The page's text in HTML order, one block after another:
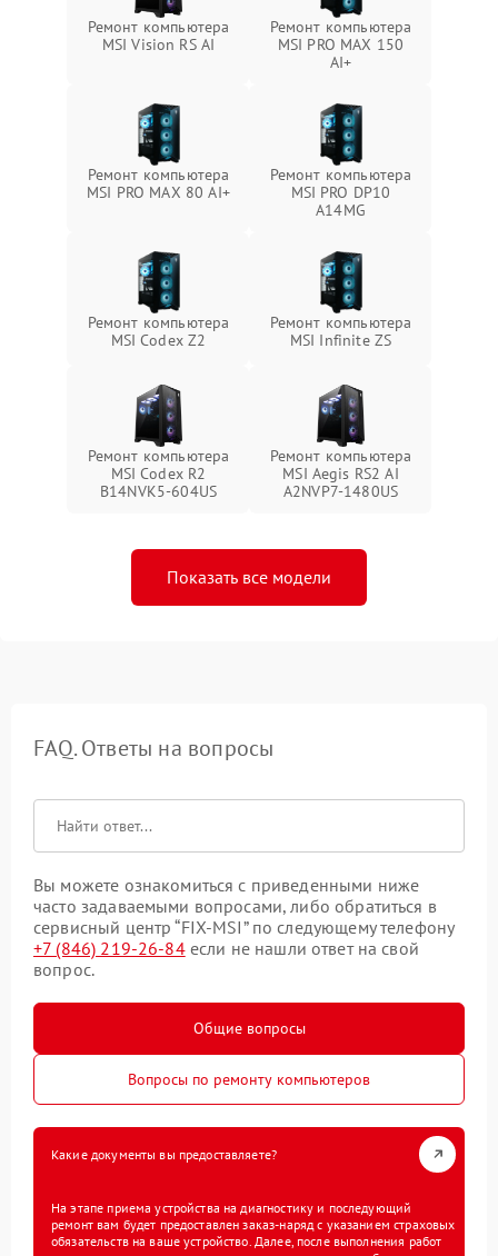
Ремонт компьютера
MSI Vision RS AI
Ремонт компьютера
MSI PRO MAX 150
AI+
Ремонт компьютера
MSI PRO MAX 80 AI+
Ремонт компьютера
MSI PRO DP10
A14MG
Ремонт компьютера
MSI Codex Z2
Ремонт компьютера
MSI Infinite ZS
Ремонт компьютера
MSI Codex R2
B14NVK5-604US
Ремонт компьютера
MSI Aegis RS2 AI
A2NVP7-1480US
Показать все модели
FAQ. Ответы на вопросы
Вы можете ознакомиться с приведенными ниже
часто задаваемыми вопросами, либо обратиться в
сервисный центр “FIX-MSI” по следующему телефону
+7 (846) 219-26-84если не нашли ответ на свой
вопрос.
Общие вопросы
Вопросы по ремонту компьютеров
Какие документы вы предоставляете?
На этапе приема устройства на диагностику и последующий
ремонт вам будет предоставлен заказ-наряд с указанием страховых
обязательств на ваше устройство. Далее, после выполнения работ